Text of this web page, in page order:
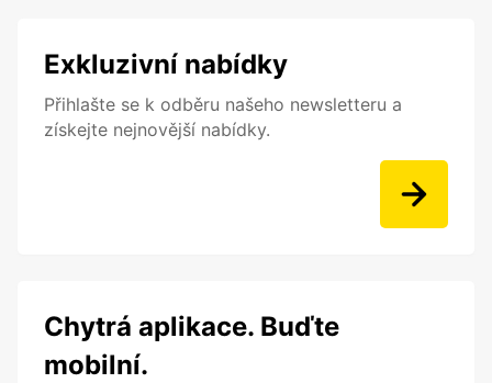
Exkluzivní nabídky
Přihlašte se k odběru našeho newsletteru a
získejte nejnovější nabídky.
Chytrá aplikace. Buďte
mobilní.